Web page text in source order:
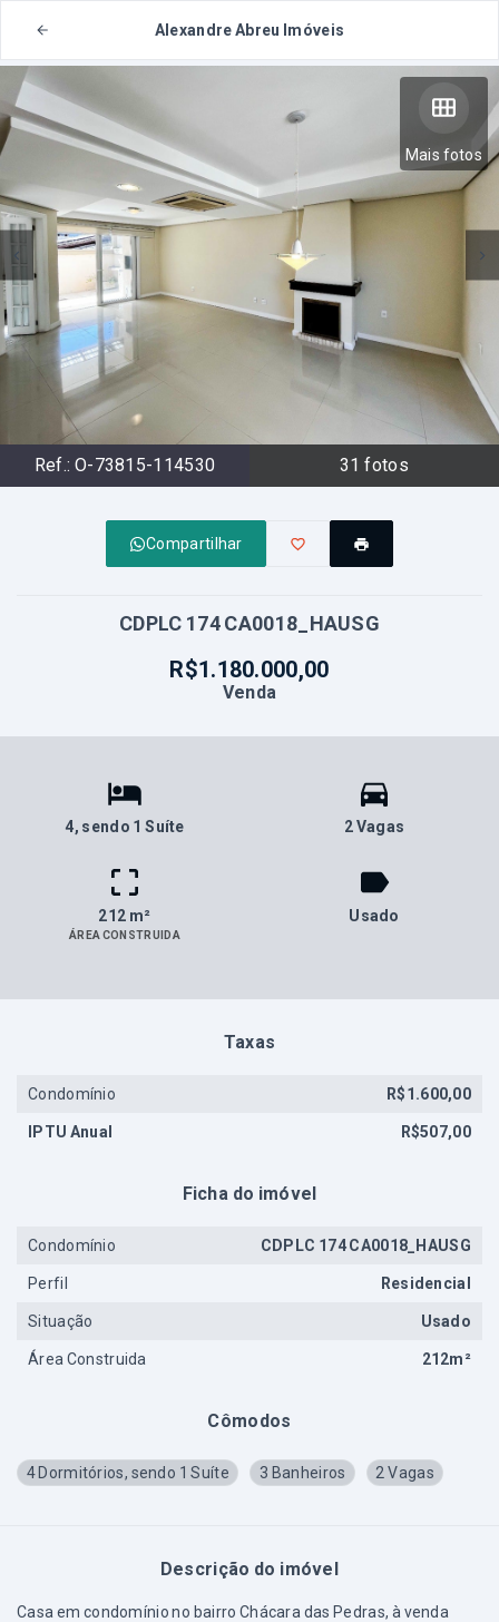
Alexandre Abreu Imóveis
Mais fotos
Ref.: O-73815-114530 31 fotos
Compartilhar
CDPLC 174 CA0018_HAUSG
R$1.180.000,00
Venda
4, sendo 1 Suíte 2 Vagas
212 m²
ÁREA CONSTRUIDA
Usado
Cômodos
4 Dormitórios, sendo 1 Suíte 3 Banheiros 2 Vagas
Descrição do imóvel
Casa em condomínio no bairro Chácara das Pedras, à venda
Taxas
Condomínio R$1.600,00
IPTU Anual R$507,00
Ficha do imóvel
Condomínio CDPLC 174 CA0018_HAUSG
Perfil Residencial
Situação Usado
Área Construida 212m²